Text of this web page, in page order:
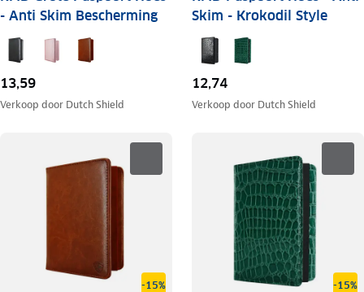
- Anti Skim Bescherming
13,59
Verkoop door Dutch Shield
Skim - Krokodil Style
12,74
Verkoop door Dutch Shield
-15% -15%